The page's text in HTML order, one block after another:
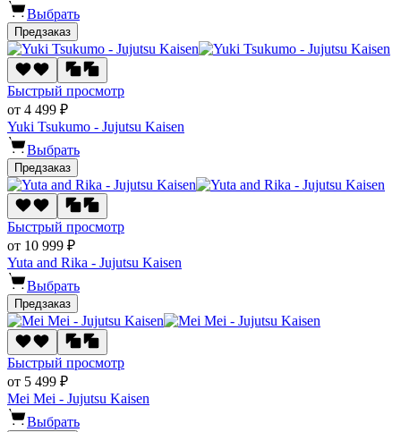
Выбрать
Предзаказ
Быстрый просмотр
от 4 499 ₽
Yuki Tsukumo - Jujutsu Kaisen
Выбрать
Предзаказ
Быстрый просмотр
от 10 999 ₽
Yuta and Rika - Jujutsu Kaisen
Выбрать
Предзаказ
Быстрый просмотр
от 5 499 ₽
Mei Mei - Jujutsu Kaisen
Выбрать